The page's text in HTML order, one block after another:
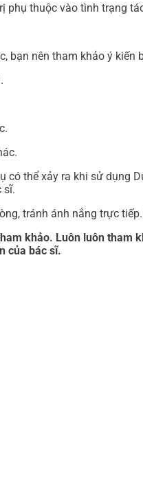
phụ thuộc vào tình trạng
bạn nên tham khảo ý kiến
có thể xảy ra khi sử dụng
sĩ.
tránh ánh nắng trực
khảo. Luôn luôn tham
của bác sĩ.